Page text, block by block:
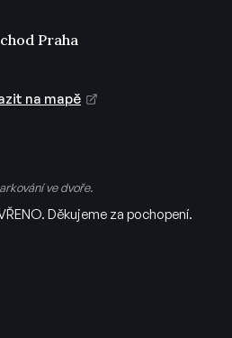
Praha
na mapě
ve dvoře.
Děkujeme za pochopení.